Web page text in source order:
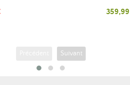
Prix
Suivant